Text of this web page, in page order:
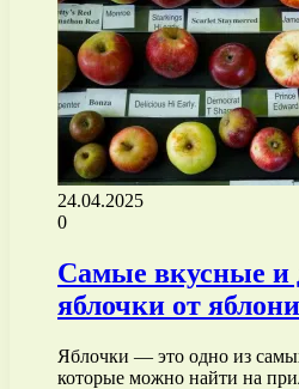
24.04.2025
0
Самые вкусные и
яблочки от
Яблочки — это одно из
которые можно найти на